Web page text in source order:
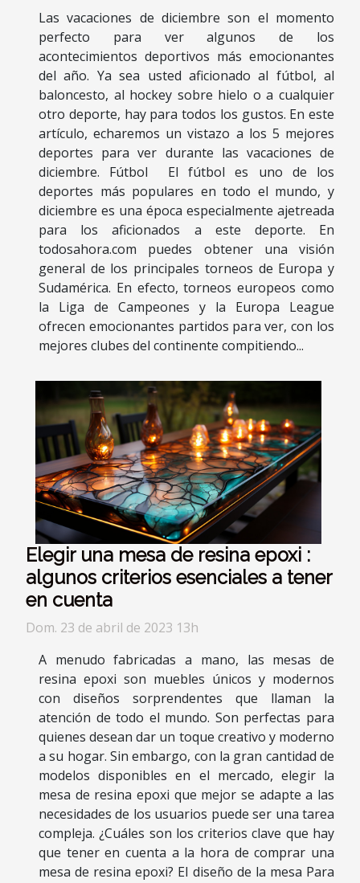
Las vacaciones de diciembre son el momento
perfecto para ver algunos de los
acontecimientos deportivos más emocionantes
del año. Ya sea usted aficionado al fútbol, al
baloncesto, al hockey sobre hielo o a cualquier
otro deporte, hay para todos los gustos. En este
artículo, echaremos un vistazo a los 5 mejores
deportes para ver durante las vacaciones de
diciembre. Fútbol El fútbol es uno de los
deportes más populares en todo el mundo, y
diciembre es una época especialmente ajetreada
para los aficionados a este deporte. En
todosahora.com puedes obtener una visión
general de los principales torneos de Europa y
Sudamérica. En efecto, torneos europeos como
la Liga de Campeones y la Europa League
ofrecen emocionantes partidos para ver, con los
mejores clubes del continente compitiendo...
Elegir una mesa de resina epoxi :
algunos criterios esenciales a tener
en cuenta
Dom. 23 de abril de 2023 13h
A menudo fabricadas a mano, las mesas de
resina epoxi son muebles únicos y modernos
con diseños sorprendentes que llaman la
atención de todo el mundo. Son perfectas para
quienes desean dar un toque creativo y moderno
a su hogar. Sin embargo, con la gran cantidad de
modelos disponibles en el mercado, elegir la
mesa de resina epoxi que mejor se adapte a las
necesidades de los usuarios puede ser una tarea
compleja. ¿Cuáles son los criterios clave que hay
que tener en cuenta a la hora de comprar una
mesa de resina epoxi? El diseño de la mesa Para